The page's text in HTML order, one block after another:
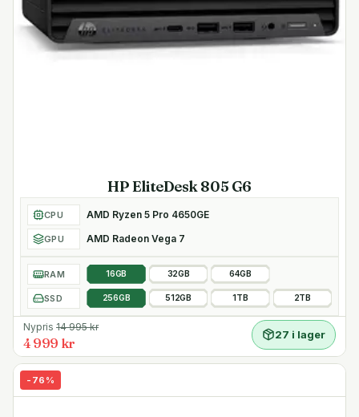
HP EliteDesk 805 G6
CPU AMD Ryzen 5 Pro 4650GE
GPU AMD Radeon Vega 7
RAM 16GB 32GB 64GB
SSD 256GB 512GB 1TB 2TB
Nypris 14 995kr
4 999 kr
27 i lager
- 76 %